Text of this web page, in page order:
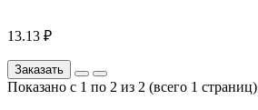
13.13 ₽
Заказать
Показано с 1 по 2 из 2 (всего 1 страниц)